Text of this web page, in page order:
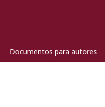
Documentos para autores